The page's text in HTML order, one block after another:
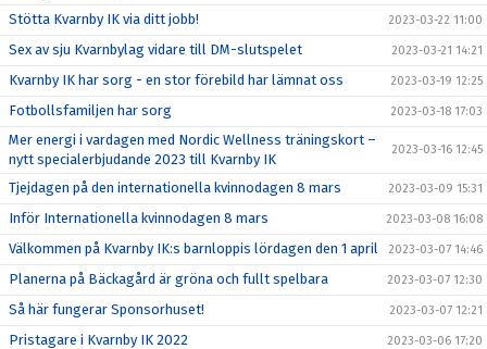
Stötta Kvarnby IK via ditt jobb! 2023-03-22 11:00
Sex av sju Kvarnbylag vidare till DM-slutspelet 2023-03-21 14:21
Kvarnby IK har sorg - en stor förebild har lämnat oss 2023-03-19 12:25
Fotbollsfamiljen har sorg 2023-03-18 17:03
Mer energi i vardagen med Nordic Wellness träningskort –
nytt specialerbjudande 2023 till Kvarnby IK
2023-03-16 12:45
Tjejdagen på den internationella kvinnodagen 8 mars 2023-03-09 15:31
Inför Internationella kvinnodagen 8 mars 2023-03-08 16:08
Välkommen på Kvarnby IK:s barnloppis lördagen den 1 april 2023-03-07 14:46
Planerna på Bäckagård är gröna och fullt spelbara 2023-03-07 12:30
Så här fungerar Sponsorhuset! 2023-03-07 12:21
Pristagare i Kvarnby IK 2022 2023-03-06 17:20